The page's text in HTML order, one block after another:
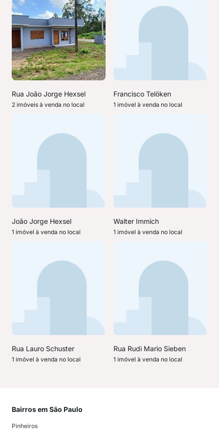
Rua João Jorge Hexsel
2 imóveis à venda no local
Francisco Telöken
1 imóvel à venda no local
João Jorge Hexsel
1 imóvel à venda no local
Walter Immich
1 imóvel à venda no local
Rua Lauro Schuster
1 imóvel à venda no local
Rua Rudi Mario Sieben
1 imóvel à venda no local
Bairros em São Paulo
Pinheiros